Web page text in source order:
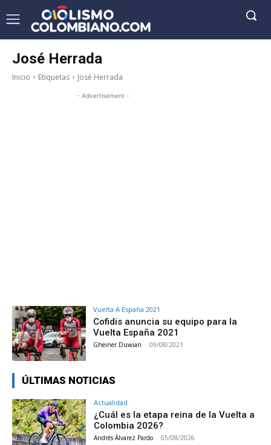
José Herrada
Inicio Etiquetas José Herrada
- Advertisement -
Vuelta A España 2021
Cofidis anuncia su equipo para la
Vuelta España 2021
Gheiner Duwian - 09/08/2021
ÚLTIMAS NOTICIAS
Actualidad
¿Cuál es la etapa reina de la Vuelta a
Colombia 2026?
Andrés Álvarez Pardo - 05/08/2026